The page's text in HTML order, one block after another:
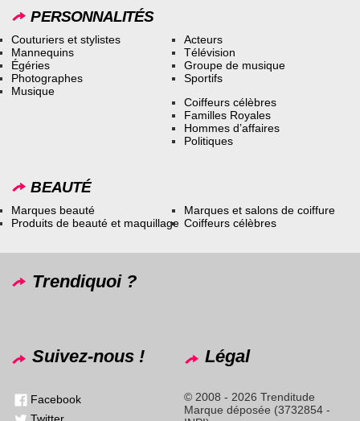
PERSONNALITÉS
Couturiers et stylistes
Mannequins
Égéries
Photographes
Musique
Acteurs
Télévision
Groupe de musique
Sportifs
Coiffeurs célèbres
Familles Royales
Hommes d’affaires
Politiques
BEAUTÉ
Marques beauté
Produits de beauté et maquillage
Marques et salons de coiffure
Coiffeurs célèbres
Trendiquoi ?
Suivez-nous !
Facebook
Légal
© 2008 - 2026 Trenditude
Marque déposée (3732854 -